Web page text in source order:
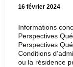
16 février 2024
Informations
Perspectives
Perspectives
Conditions
ou la résidence